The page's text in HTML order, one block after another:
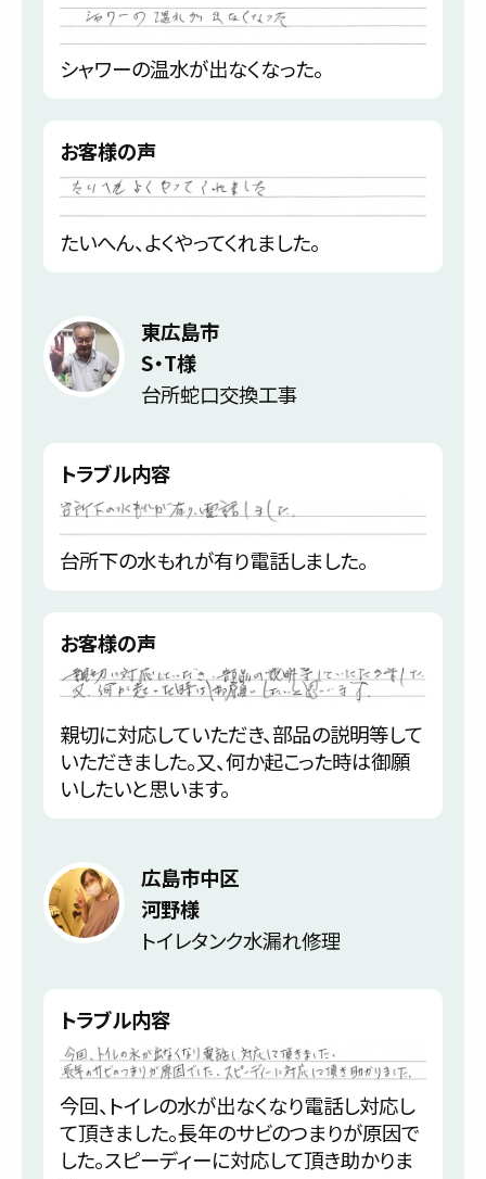
シャワーの温水が出なくなった。
お客様の声
たいへん、よくやってくれました。
東広島市
S・T様
台所蛇口交換工事
トラブル内容
台所下の水もれが有り電話しました。
お客様の声
親切に対応していただき、部品の説明等して
いただきました。又、何か起こった時は御願
いしたいと思います。
広島市中区
河野様
トイレタンク水漏れ修理
トラブル内容
今回、トイレの水が出なくなり電話し対応し
て頂きました。長年のサビのつまりが原因で
した。スピーディーに対応して頂き助かりま